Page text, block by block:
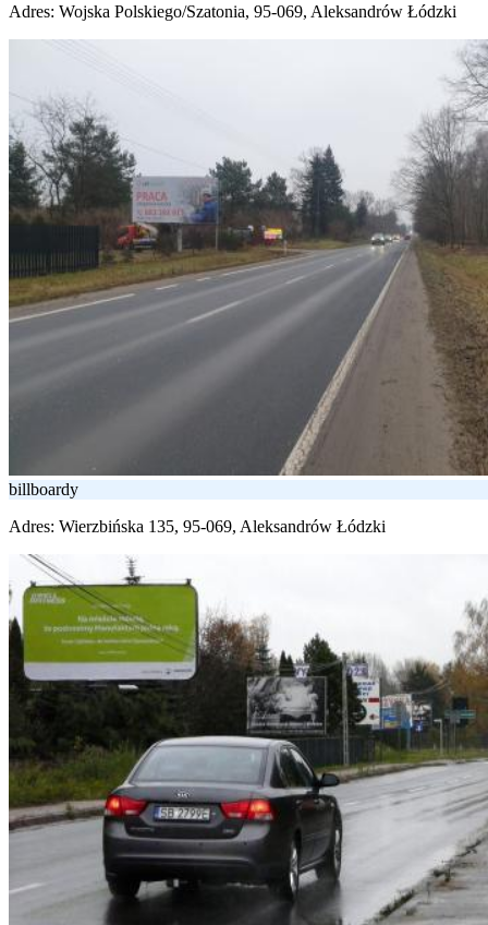
Adres: Wojska Polskiego/Szatonia, 95-069, Aleksandrów Łódzki
billboardy
Adres: Wierzbińska 135, 95-069, Aleksandrów Łódzki